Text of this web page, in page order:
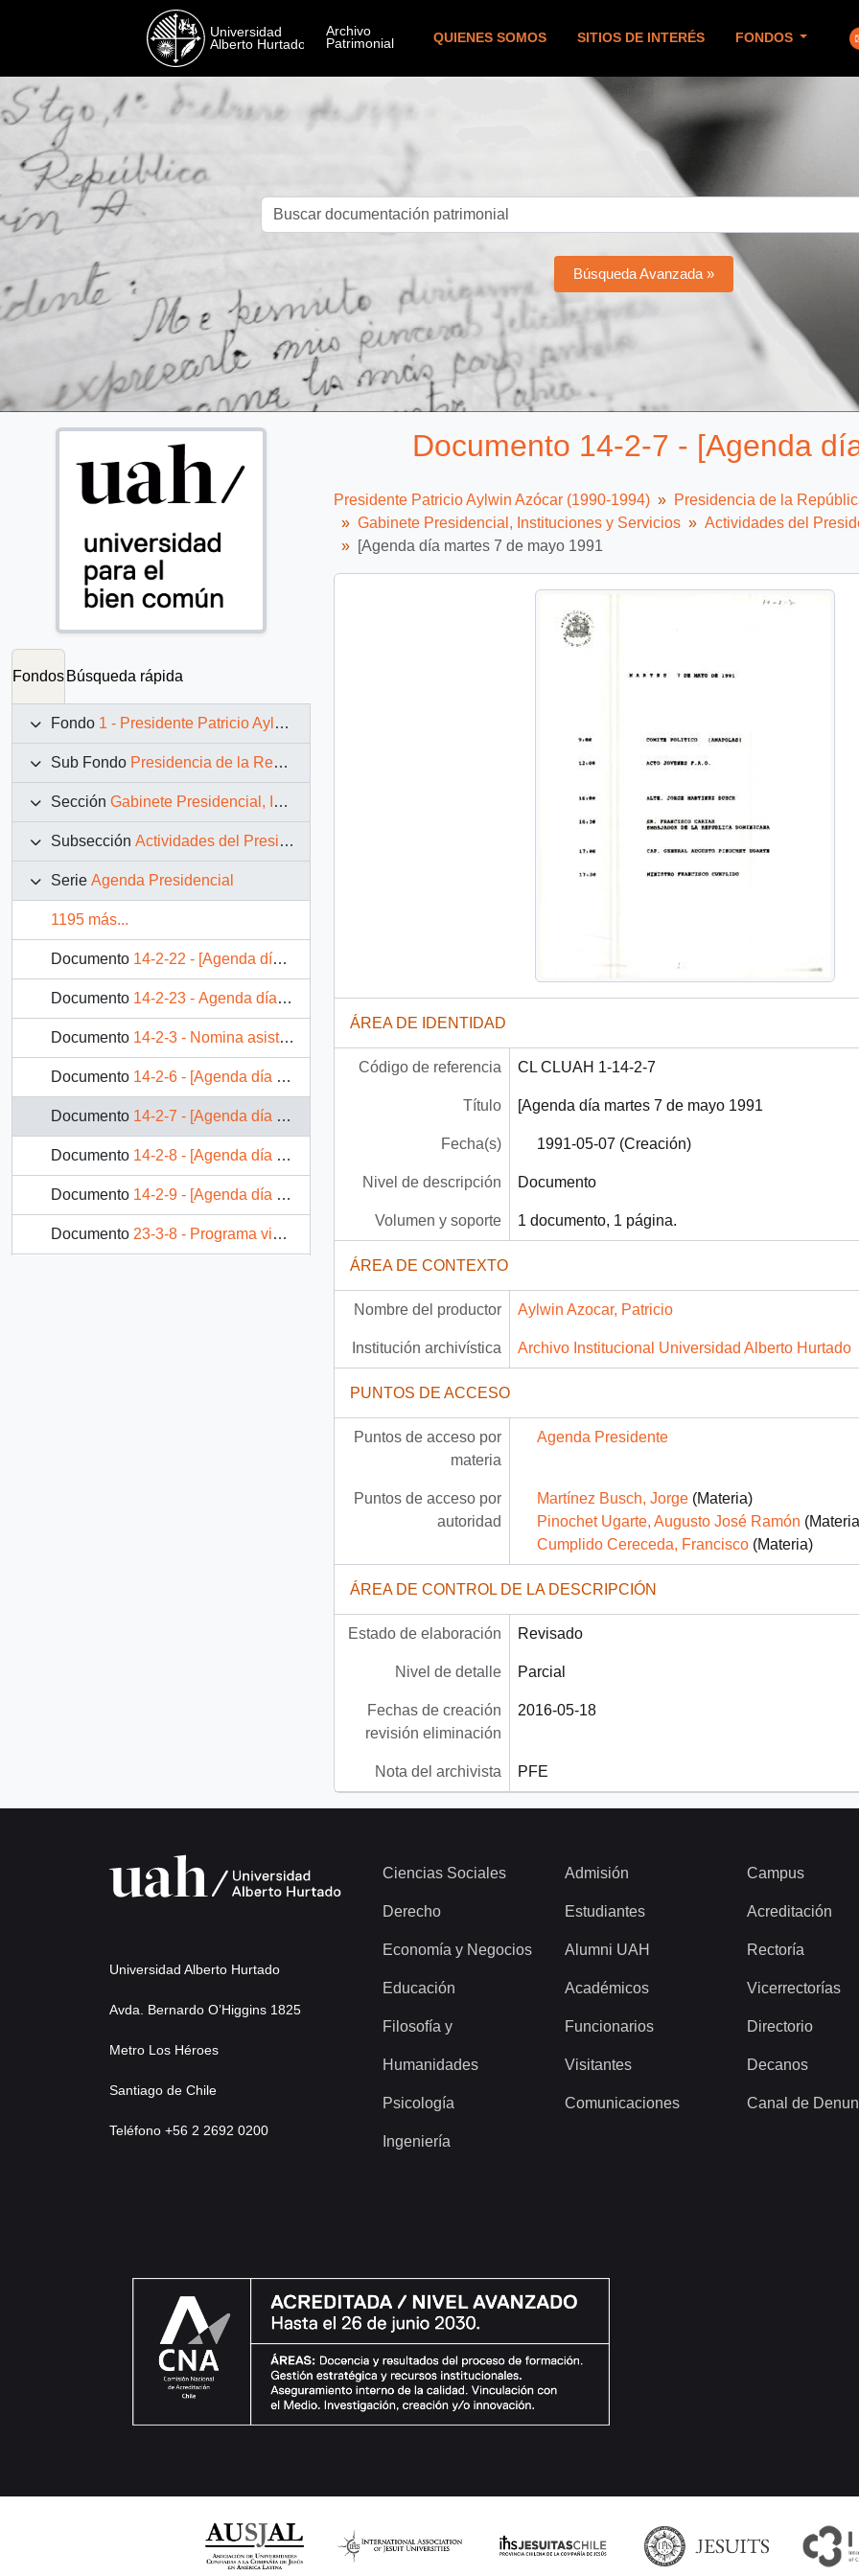
QUIENES SOMOS SITIOS DE INTERÉS FONDOS
Búsqueda Avanzada »
Fondos Búsqueda rápida
Fondo 1 - Presidente Patricio Aylwin Azócar (1990-1994)
Sub Fondo Presidencia de la República (11 marzo 1990 – 11 marzo 1994)
Sección Gabinete Presidencial, Instituciones y Servicios
Subsección Actividades del Presidente
Serie Agenda Presidencial
1195 más...
Documento 14-2-22 - [Agenda día martes 2 de junio 1991
Documento 14-2-23 - Agenda día miércoles 5 de junio 1991
Documento 14-2-3 - Nomina asistentes almuerzo día martes 30 de abril 1991
Documento 14-2-6 - [Agenda día lunes 6 de mayo 1991
Documento 14-2-7 - [Agenda día martes 7 de mayo 1991
Documento 14-2-8 - [Agenda día 8 de mayo 1991]
Documento 14-2-9 - [Agenda día jueves 9 de mayo 1991
Documento 23-3-8 - Programa visita de S.E. el presidente de la república a VII región
Documento 14-2-7 - [Agenda
Presidente Patricio Aylwin Azócar (1990-1994)
Presidencia de la
Gabinete Presidencial, Instituciones y Servicios
Actividades del
[Agenda día martes 7 de mayo 1991
ÁREA DE IDENTIDAD
Código de referencia CL CLUAH 1-14-2-7
Título [Agenda día martes 7 de mayo 1991
Fecha(s) 1991-05-07 (Creación)
Nivel de descripción Documento
Volumen y soporte 1 documento, 1 página.
ÁREA DE CONTEXTO
Nombre del productor Aylwin Azocar, Patricio
Institución archivística Archivo Institucional Universidad Alberto Hurtado
PUNTOS DE ACCESO
Puntos de acceso por
materia
Agenda Presidente
Puntos de acceso por
autoridad
Martínez Busch, Jorge(Materia)
Pinochet Ugarte, Augusto José Ramón
Cumplido Cereceda, Francisco(Materia)
ÁREA DE CONTROL DE LA DESCRIPCIÓN
Estado de elaboración Revisado
Nivel de detalle Parcial
Fechas de creación
revisión eliminación
2016-05-18
Nota del archivista PFE
Universidad Alberto Hurtado
Avda. Bernardo O’Higgins 1825
Metro Los Héroes
Santiago de Chile
Teléfono +56 2 2692 0200
Ciencias Sociales
Derecho
Economía y Negocios
Educación
Filosofía y
Humanidades
Psicología
Ingeniería
Admisión
Estudiantes
Alumni UAH
Académicos
Funcionarios
Visitantes
Comunicaciones
Campus
Acreditación
Rectoría
Vicerrectorías
Directorio
Decanos
Canal de